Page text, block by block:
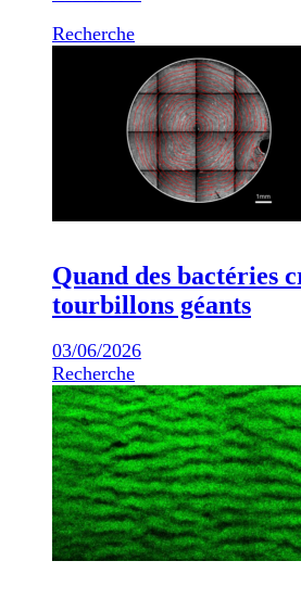
Recherche
Quand des bactéries
tourbillons géants
03/06/2026
Recherche